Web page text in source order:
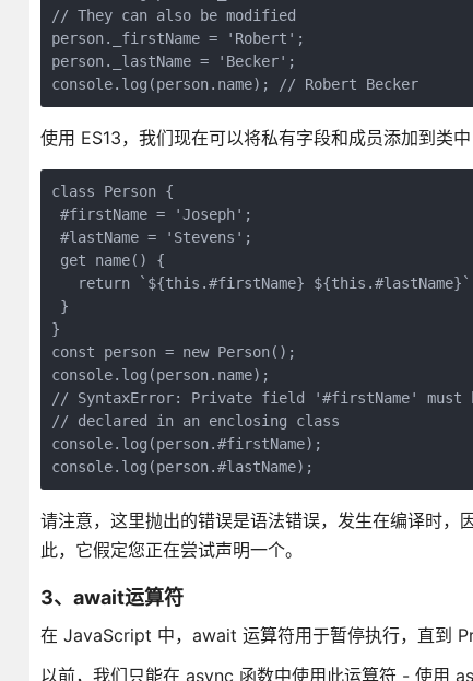
// They can also be modified
person._firstName = 'Robert';
person._lastName = 'Becker';
console.log(person.name); // Robert Becker
使用 ES13，我们现在可以将私有字段和成员添加到类
class Person {
#firstName = 'Joseph';
#lastName = 'Stevens';
get name() {
return `${this.#firstName}
}
}
const person = new Person();
console.log(person.name);
// SyntaxError: Private field '#firstName' must
// declared in an enclosing class
console.log(person.#firstName);
console.log(person.#lastName);
请注意，这里抛出的错误是语法错误，发生在编译时
此，它假定您正在尝试声明一个。
3、await运算符
在 JavaScript 中，await 运算符用于暂停执行，直到
以前，我们只能在 async 函数中使用此运算符 - 使用